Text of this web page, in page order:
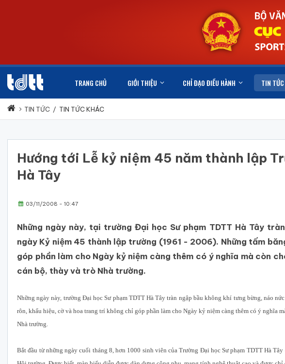
TRANG CHỦ GIỚI THIỆU CHỈ ĐẠO ĐIỀU HÀNH TIN TỨC
TIN TỨC / TIN TỨC KHÁC
Hướng tới Lễ kỷ niệm 45 năm thành lập
Hà Tây
03/11/2008 - 10:47
Những ngày này, tại trường Đại học Sư phạm TDTT Hà Tây
ngày Kỷ niệm 45 thành lập trường (1961 - 2006). Những tấm
góp phần làm cho Ngày kỷ niệm càng thêm có ý nghĩa mà còn
cán bộ, thày và trò Nhà trường.
Những ngày này, trường Đại học Sư phạm TDTT Hà Tây tràn ngập bầu không khí tưng bừng, náo
rôn, khẩu hiệu, cờ và hoa trang trí không chỉ góp phần làm cho Ngày kỷ niệm càng thêm có ý nghĩa
Nhà trường.
Bắt đầu từ những ngày cuối tháng 8, hơn 1000 sinh viên của Trường Đại học Sư phạm TDTT Hà